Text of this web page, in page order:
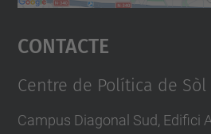
Accepta
powered by
Contacte
Centre de Política de
Campus Diagonal Sud, Edifici